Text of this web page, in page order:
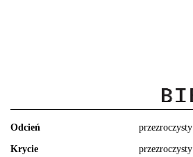
Odcień przezroczysty
Krycie przezroczysty